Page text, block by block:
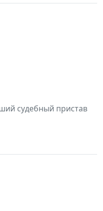
судебный пристав